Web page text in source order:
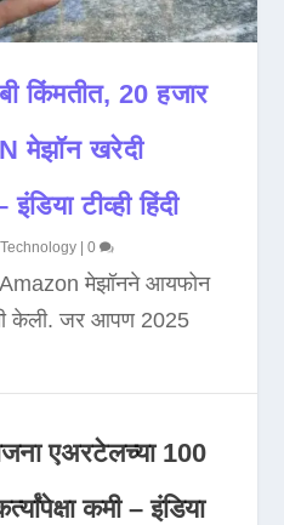
किंमतीत, 20 हजार
मेझॉन खरेदी
टीव्ही हिंदी
Technology |0
Amazon मेझॉनने आयफोन
केली. जर आपण 2025
एअरटेलच्या 100
कमी – इंडिया